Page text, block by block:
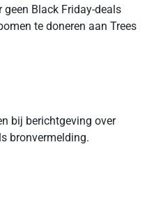
Black Friday-deals
te doneren aan Trees
bij berichtgeving over
bronvermelding.